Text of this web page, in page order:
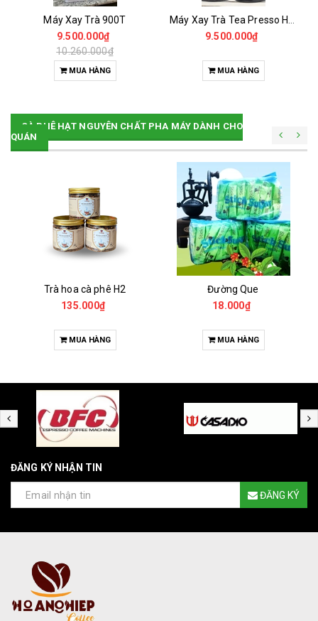
Máy Xay Trà 900T
9.500.000₫
10.260.000₫
MUA HÀNG
9.500.000₫
MUA HÀNG
CÀ PHÊ HẠT NGUYÊN CHẤT PHA MÁY DÀNH CHO
QUÁN
Trà hoa cà phê H2
135.000₫
MUA HÀNG
Đường Que
18.000₫
MUA HÀNG
ĐĂNG KÝ NHẬN TIN
ĐĂNG KÝ